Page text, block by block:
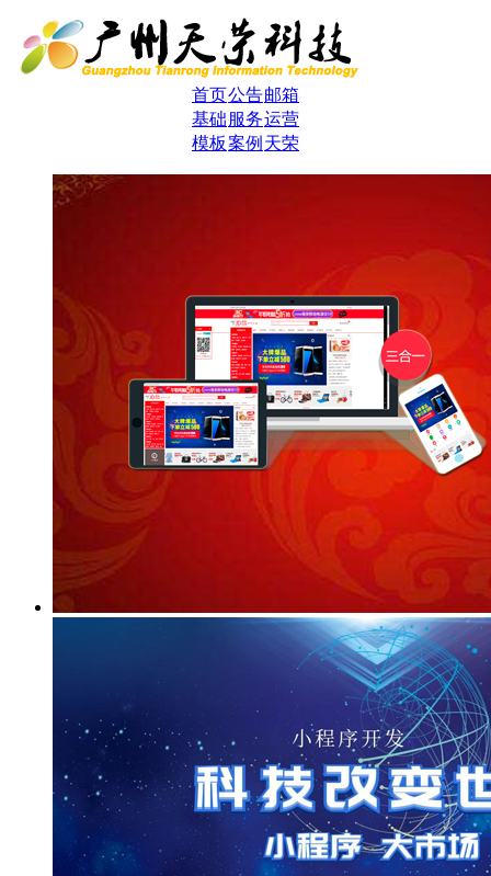
首页公告邮箱
基础 服务运营
模板案例 天荣